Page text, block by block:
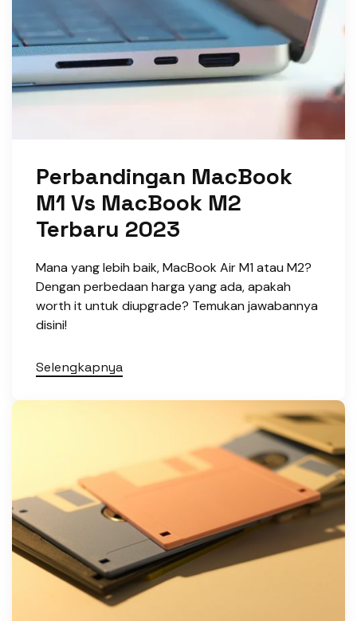
Perbandingan MacBook
M1 Vs MacBook M2
Terbaru 2023
Mana yang lebih baik, MacBook Air M1 atau M2?
Dengan perbedaan harga yang ada, apakah
worth it untuk diupgrade? Temukan jawabannya
disini!
Selengkapnya